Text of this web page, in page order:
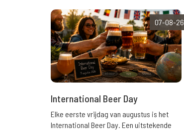
07-08-26
International Beer Day
Elke eerste vrijdag van augustus is het
International Beer Day. Een uitstekende